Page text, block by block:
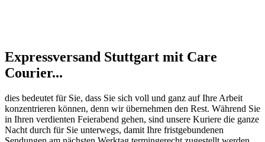
Expressversand Stuttgart mit Care
Courier...
dies bedeutet für Sie, dass Sie sich voll und ganz auf Ihre Arbeit
konzentrieren können, denn wir übernehmen den Rest. Während Sie
in Ihren verdienten Feierabend gehen, sind unsere Kuriere die ganze
Nacht durch für Sie unterwegs, damit Ihre fristgebundenen